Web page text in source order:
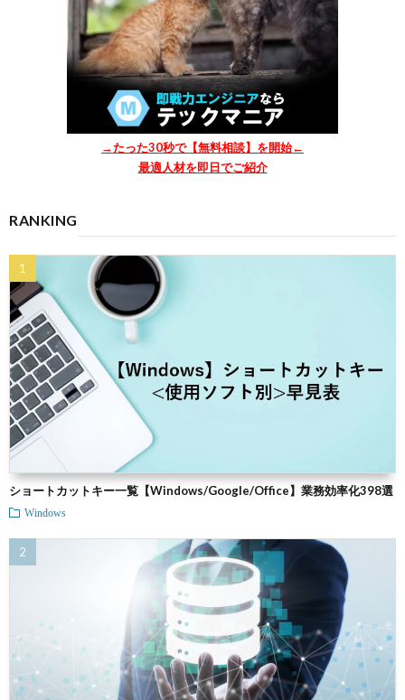
→たった30秒で【無料相談】を開始←
最適人材を即日でご紹介
RANKING
ショートカットキー一覧【Windows/Google/Office】業務効率化398選
Windows